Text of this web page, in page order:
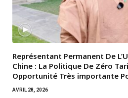
Représentant Permanent De
Chine : La Politique De Zéro
Opportunité Très importante
AVRIL 28, 2026